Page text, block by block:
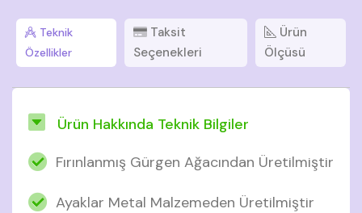
Teknik
Özellikler
Taksit
Seçenekleri
Ürün
Ölçüsü
Ürün Hakkında Teknik Bilgiler
Fırınlanmış Gürgen Ağacından Üretilmiştir
Ayaklar Metal Malzemeden Üretilmiştir